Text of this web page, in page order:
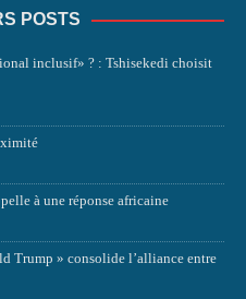
POSTS
inclusif» ? : Tshisekedi choisit
à une réponse africaine
Trump » consolide l’alliance entre